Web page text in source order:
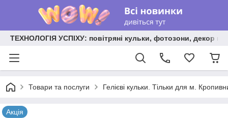
ТЕХНОЛОГІЯ УСПІХУ: повітряні кульки, фотозони, декор на
Товари та послуги Гелієві кульки. Тільки для м.
Акція